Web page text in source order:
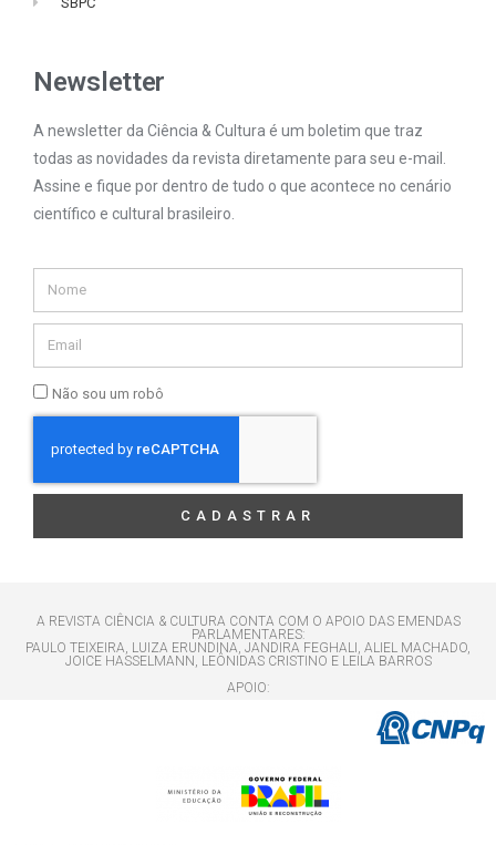
Newsletter
A newsletter da Ciência & Cultura é um boletim que traz
todas as novidades da revista diretamente para seu e-mail.
Assine e fique por dentro de tudo o que acontece no cenário
científico e cultural brasileiro.
Não sou um robô
CADASTRAR
A REVISTA CIÊNCIA & CULTURA CONTA COM O APOIO DAS EMENDAS
PARLAMENTARES:
PAULO TEIXEIRA, LUIZA ERUNDINA, JANDIRA FEGHALI, ALIEL MACHADO,
JOICE HASSELMANN, LEÔNIDAS CRISTINO E LEILA BARROS
APOIO: